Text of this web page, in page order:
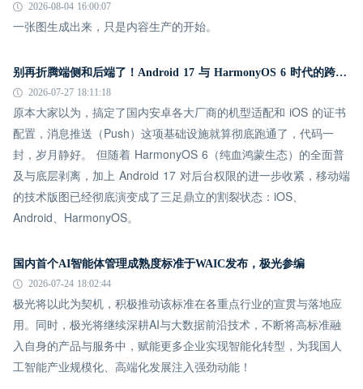
2026-08-04 16:00:07
一张图生成出来，只是内容生产的开始。
别再折腾端侧和后端了！Android 17 与 HarmonyOS 6 时代的跨平台推送指南
2026-07-27 18:11:18
原本大家以为，搞定了国内安卓各大厂商的机型适配和 iOS 的证书
配置，消息推送（Push）这项基础设施就算彻底跑通了，代码一
封，岁月静好。 但随着 HarmonyOS 6（纯血鸿蒙生态）的全面普
及与底层剥离，加上 Android 17 对后台权限的进一步收紧，移动端
的技术版图已经彻底演变成了三足鼎立的割裂状态：iOS、
Android、HarmonyOS。
国内首个AI智能体管理成熟度标准于WAIC发布，极光参编
2026-07-24 18:02:44
极光将以此为契机，积极推动该标准在各重点行业的宣贯与落地应
用。同时，极光将继续深耕AI与大数据前沿技术，不断将高标准融
入自身的产品与服务中，赋能更多企业实现智能化转型，为我国人
工智能产业规模化、高端化发展注入强劲动能！